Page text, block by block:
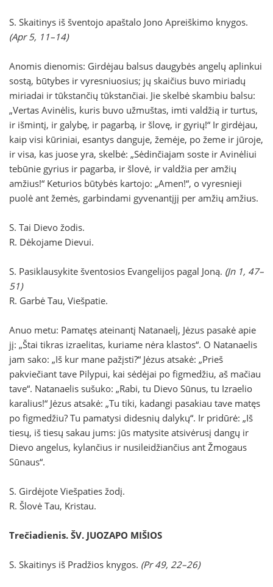
S. Skaitinys iš šventojo apaštalo Jono Apreiškimo knygos.
(Apr 5, 11–14)
Anomis dienomis: Girdėjau balsus daugybės angelų aplinkui
sostą, būtybes ir vyresniuosius; jų skaičius buvo miriadų
miriadai ir tūkstančių tūkstančiai. Jie skelbė skambiu balsu:
„Vertas Avinėlis, kuris buvo užmuštas, imti valdžią ir turtus,
ir išmintį, ir galybę, ir pagarbą, ir šlovę, ir gyrių!“ Ir girdėjau,
kaip visi kūriniai, esantys danguje, žemėje, po žeme ir jūroje,
ir visa, kas juose yra, skelbė: „Sėdinčiajam soste ir Avinėliui
tebūnie gyrius ir pagarba, ir šlovė, ir valdžia per amžių
amžius!“ Keturios būtybės kartojo: „Amen!“, o vyresnieji
puolė ant žemės, garbindami gyvenantįjį per amžių amžius.
S. Tai Dievo žodis.
R. Dėkojame Dievui.
S. Pasiklausykite šventosios Evangelijos pagal Joną. (Jn 1, 47–
51)
R. Garbė Tau, Viešpatie.
Anuo metu: Pamatęs ateinantį Natanaelį, Jėzus pasakė apie
jį: „Štai tikras izraelitas, kuriame nėra klastos“. O Natanaelis
jam sako: „Iš kur mane pažįsti?“ Jėzus atsakė: „Prieš
pakviečiant tave Pilypui, kai sėdėjai po figmedžiu, aš mačiau
tave“. Natanaelis sušuko: „Rabi, tu Dievo Sūnus, tu Izraelio
karalius!“ Jėzus atsakė: „Tu tiki, kadangi pasakiau tave matęs
po figmedžiu? Tu pamatysi didesnių dalykų“. Ir pridūrė: „Iš
tiesų, iš tiesų sakau jums: jūs matysite atsivėrusį dangų ir
Dievo angelus, kylančius ir nusileidžiančius ant Žmogaus
Sūnaus“.
S. Girdėjote Viešpaties žodį.
R. Šlovė Tau, Kristau.
Trečiadienis. ŠV. JUOZAPO MIŠIOS
S. Skaitinys iš Pradžios knygos. (Pr 49, 22–26)